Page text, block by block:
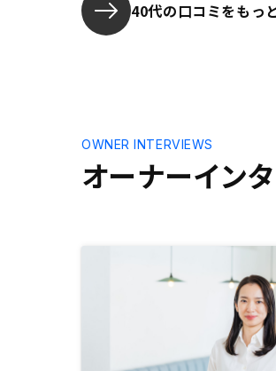
40代の口コミをもっ
オーナーイン
OWNER INTERVIEWS